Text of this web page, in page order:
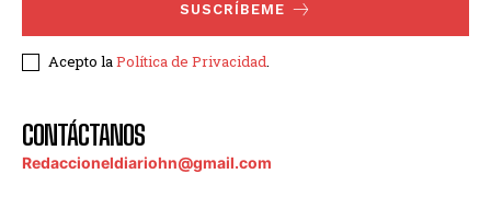
SUSCRÍBEME
Acepto laPolítica de Privacidad.
CONTÁCTANOS
Redaccioneldiariohn@gmail.com